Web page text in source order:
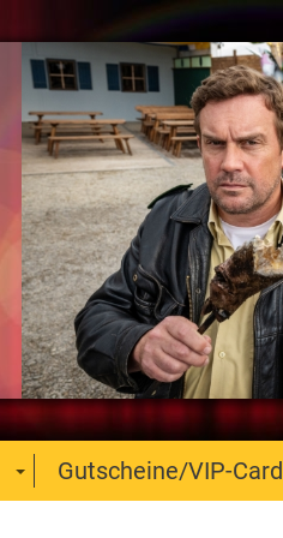
Gutscheine/VIP-Card